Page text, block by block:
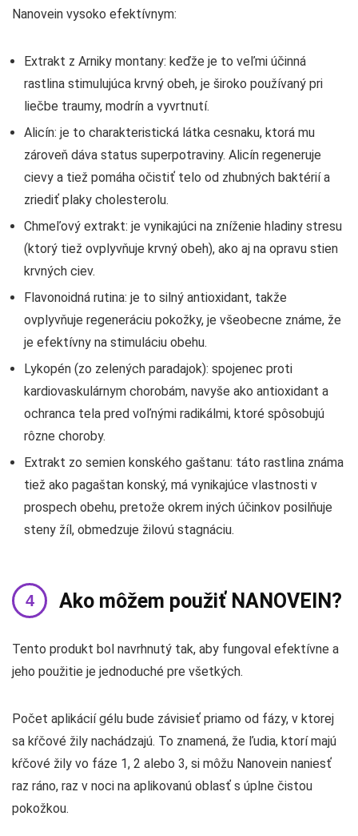
Nanovein vysoko efektívnym:
Extrakt z Arniky montany: keďže je to veľmi účinná
rastlina stimulujúca krvný obeh, je široko používaný pri
liečbe traumy, modrín a vyvrtnutí.
Alicín: je to charakteristická látka cesnaku, ktorá mu
zároveň dáva status superpotraviny. Alicín regeneruje
cievy a tiež pomáha očistiť telo od zhubných baktérií a
zriediť plaky cholesterolu.
Chmeľový extrakt: je vynikajúci na zníženie hladiny stresu
(ktorý tiež ovplyvňuje krvný obeh), ako aj na opravu stien
krvných ciev.
Flavonoidná rutina: je to silný antioxidant, takže
ovplyvňuje regeneráciu pokožky, je všeobecne známe, že
je efektívny na stimuláciu obehu.
Lykopén (zo zelených paradajok): spojenec proti
kardiovaskulárnym chorobám, navyše ako antioxidant a
ochranca tela pred voľnými radikálmi, ktoré spôsobujú
rôzne choroby.
Extrakt zo semien konského gaštanu: táto rastlina známa
tiež ako pagaštan konský, má vynikajúce vlastnosti v
prospech obehu, pretože okrem iných účinkov posilňuje
steny žíl, obmedzuje žilovú stagnáciu.
Ako môžem použiť NANOVEIN?
Tento produkt bol navrhnutý tak, aby fungoval efektívne a
jeho použitie je jednoduché pre všetkých.
Počet aplikácií gélu bude závisieť priamo od fázy, v ktorej
sa kŕčové žily nachádzajú. To znamená, že ľudia, ktorí majú
kŕčové žily vo fáze 1, 2 alebo 3, si môžu Nanovein naniesť
raz ráno, raz v noci na aplikovanú oblasť s úplne čistou
pokožkou.